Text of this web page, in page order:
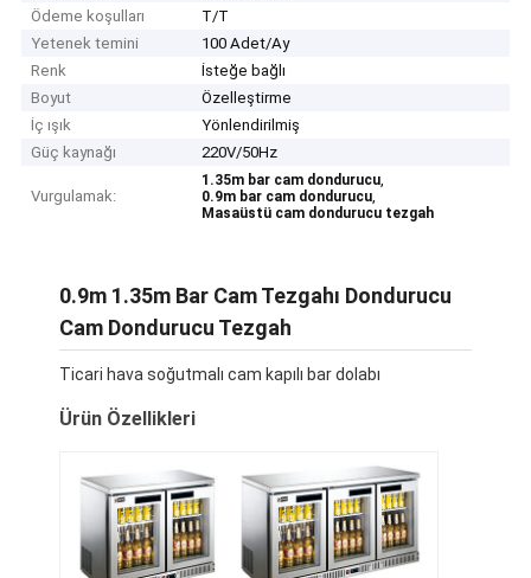
Ödeme koşulları
T/T
Yetenek temini
100 Adet/Ay
Renk
İsteğe bağlı
Boyut
Özelleştirme
İç ışık
Yönlendirilmiş
Güç kaynağı
220V/50Hz
Vurgulamak:
1.35m bar cam dondurucu,
0.9m bar cam dondurucu,
Masaüstü cam dondurucu tezgah
0.9m 1.35m Bar Cam Tezgahı Dondurucu
Cam Dondurucu Tezgah
Ticari hava soğutmalı cam kapılı bar dolabı
Ürün Özellikleri